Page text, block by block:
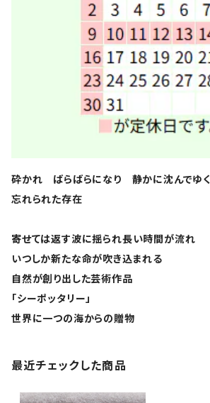
砕かれ ばらばらになり 静かに沈んでゆく
忘れられた存在
寄せては返す波に揺られ長い時間が流れ
いつしか新たな命が吹き込まれる
自然が創り出した芸術作品
「シーポッタリー」
世界に一つの海からの贈物
最近チェックした商品